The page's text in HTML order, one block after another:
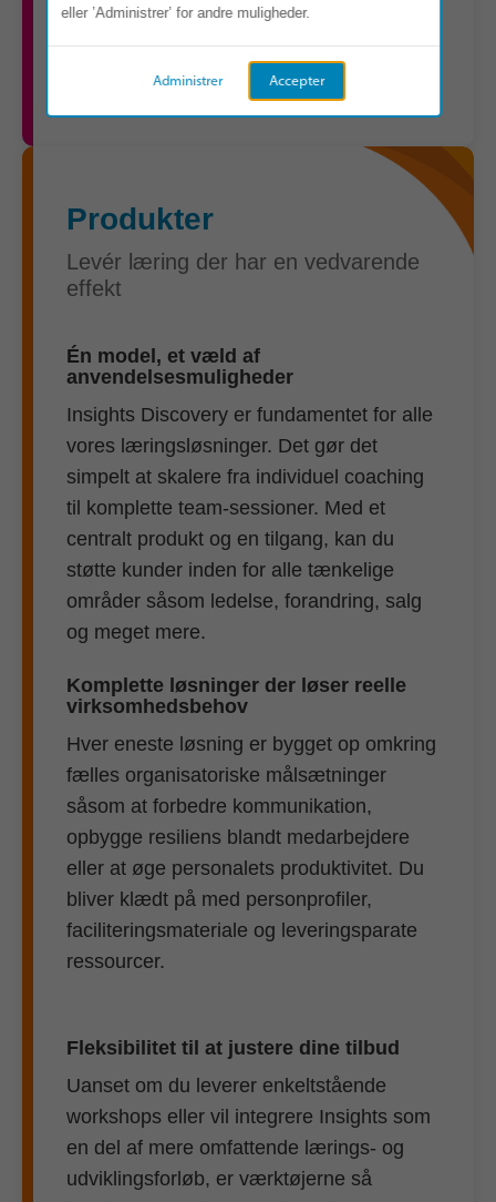
support-system men en ressource til
Produkter
Levér læring der har en vedvarende
effekt
Én model, et væld af
anvendelsesmuligheder
Insights Discovery er fundamentet for alle
vores læringsløsninger. Det gør det
simpelt at skalere fra individuel coaching
til komplette team-sessioner. Med et
centralt produkt og en tilgang, kan du
støtte kunder inden for alle tænkelige
områder såsom ledelse, forandring, salg
og meget mere.
Komplette løsninger der løser reelle
virksomhedsbehov
Hver eneste løsning er bygget op omkring
fælles organisatoriske målsætninger
såsom at forbedre kommunikation,
opbygge resiliens blandt medarbejdere
eller at øge personalets produktivitet. Du
bliver klædt på med personprofiler,
faciliteringsmateriale og leveringsparate
ressourcer.
Fleksibilitet til at justere dine tilbud
Uanset om du leverer enkeltstående
workshops eller vil integrere Insights som
en del af mere omfattende lærings- og
udviklingsforløb, er værktøjerne så
eller ’Administrer’ for andre muligheder.
Accepter
Administrer